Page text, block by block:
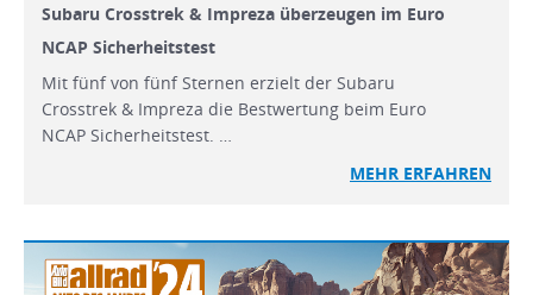
Subaru Crosstrek & Impreza überzeugen im Euro
NCAP Sicherheitstest
Mit fünf von fünf Sternen erzielt der Subaru
Crosstrek & Impreza die Bestwertung beim Euro
NCAP Sicherheitstest. …
MEHR ERFAHREN